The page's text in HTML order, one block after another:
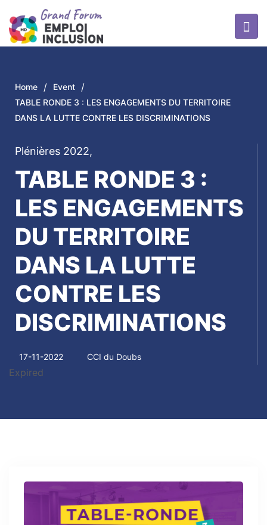
Home / Event /
TABLE RONDE 3 : LES ENGAGEMENTS DU TERRITOIRE
DANS LA LUTTE CONTRE LES DISCRIMINATIONS
Plénières 2022,
TABLE RONDE 3 :
LES ENGAGEMENTS
DU TERRITOIRE
DANS LA LUTTE
CONTRE LES
DISCRIMINATIONS
17-11-2022 CCI du Doubs
Expired